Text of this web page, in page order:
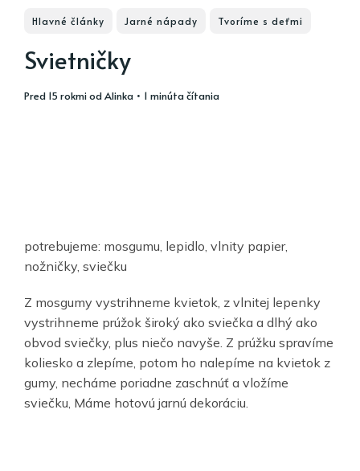
Hlavné články Jarné nápady Tvoríme s deťmi
Svietničky
pred 15 rokmiodAlinka • 1 minúta čítania
potrebujeme: mosgumu, lepidlo, vlnity papier,
nožničky, sviečku
Z mosgumy vystrihneme kvietok, z vlnitej lepenky
vystrihneme prúžok široký ako sviečka a dlhý ako
obvod sviečky, plus niečo navyše. Z prúžku spravíme
koliesko a zlepíme, potom ho nalepíme na kvietok z
gumy, necháme poriadne zaschnúť a vložíme
sviečku, Máme hotovú jarnú dekoráciu.